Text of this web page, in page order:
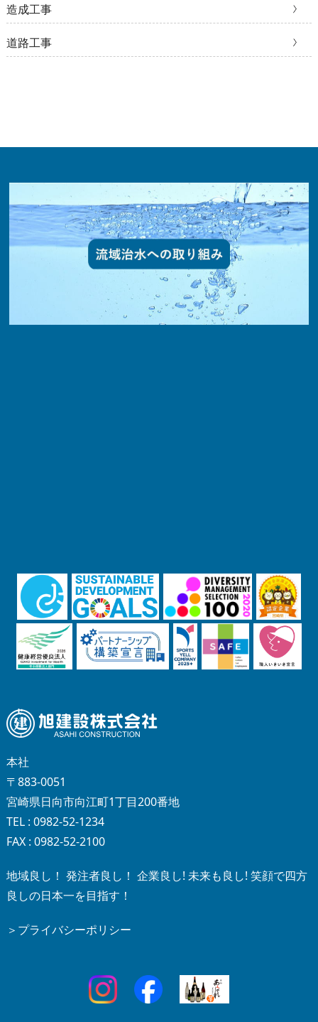
造成工事
道路工事
本社
〒883-0051
宮崎県日向市向江町1丁目200番地
TEL : 0982-52-1234
FAX : 0982-52-2100
地域良し！ 発注者良し！ 企業良し! 未来も良し! 笑顔で四方
良しの日本一を目指す！
＞プライバシーポリシー